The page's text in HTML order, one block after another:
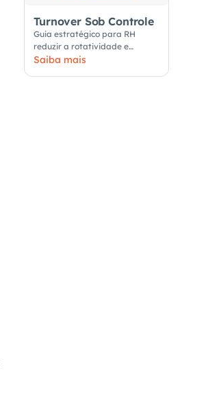
Turnover Sob Controle
Guia estratégico para RH
reduzir a rotatividade e
fortalecer a retenção de
Saiba mais